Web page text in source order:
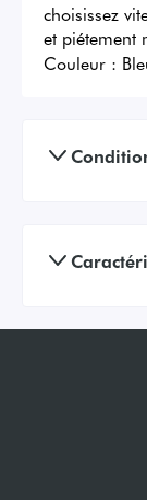
choisissez
et piétement
Couleur :